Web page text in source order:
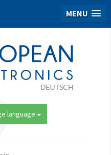
MENU
language